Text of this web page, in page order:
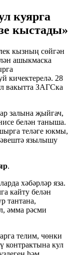
куярга
кыстады»
кызның сөйгән
ашыкмаска
кичектерелә. 28
вакытта ЗАГСка
залына җыйгач,
белән таныша.
теләге юкмы,
язылышу
.
хәбәрләр яза.
кайту белән
тантана,
әмма рәсми
телим, чөнки
контрактына кул